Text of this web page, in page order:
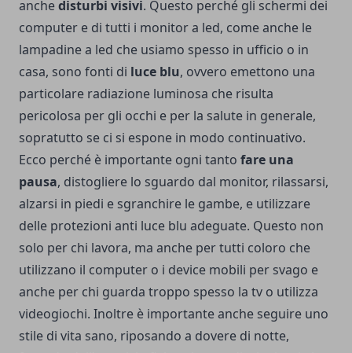
anchedisturbi visivi. Questo perché gli schermi dei
computer e di tutti i monitor a led, come anche le
lampadine a led che usiamo spesso in ufficio o in
casa, sono fonti di luce blu, ovvero emettono una
particolare radiazione luminosa che risulta
pericolosa per gli occhi e per la salute in generale,
sopratutto se ci si espone in modo continuativo.
Ecco perché è importante ogni tanto fare una
pausa, distogliere lo sguardo dal monitor, rilassarsi,
alzarsi in piedi e sgranchire le gambe, e utilizzare
delle protezioni anti luce blu adeguate. Questo non
solo per chi lavora, ma anche per tutti coloro che
utilizzano il computer o i device mobili per svago e
anche per chi guarda troppo spesso la tv o utilizza
videogiochi. Inoltre è importante anche seguire uno
stile di vita sano, riposando a dovere di notte,